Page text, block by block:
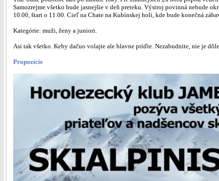
Samozrejme všetko bude jasnejšie v deň preteku. Výstroj povinná nebude
10.00, štart o 11.00. Cieľ na Chate na Kubínskej holi, kde bude konečná
Kategórie: muži, ženy a juniori.
Asi tak všetko. Keby dačuo volajte ale hlavne príďte. Nezabudnite, nie je
Propozície